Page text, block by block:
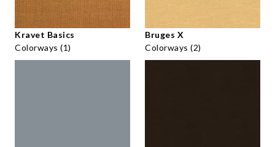
Kravet Basics
Colorways (1)
Bruges X
Colorways (2)